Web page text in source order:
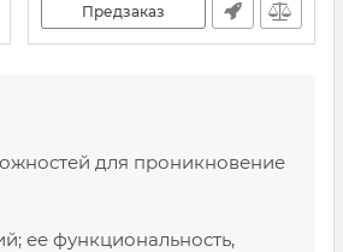
Предзаказ
для проникновение
ее функциональность,